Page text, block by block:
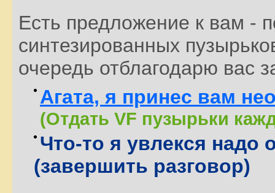
Есть предложение к вам -
синтезированных
очередь отблагодарю вас
Агата, я принес вам
(Отдать VF пузырьки
Что-то я увлекся надо
(завершить разговор)